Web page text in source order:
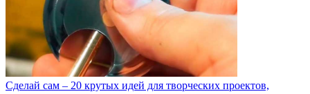
Сделай сам – 20 крутых идей для творческих проектов,